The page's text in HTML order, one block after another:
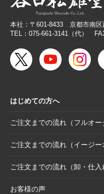
2026.2.26
【無料提供
める専用POP
2026.2.19 【色紙】価
2025.10.28
【新商品案
こが描く、
ッズ〈メモ
2025.10.16
日付誤植に
2025.8.28 【和綴じノ
2025.8.21
本社：〒601-8433 京都市南
TEL：075-661-3141（代）
はじめての方へ
ご注文までの流れ（フルオー
ご注文までの流れ（イージー
ご注文までの流れ（卸・仕入
お客様の声